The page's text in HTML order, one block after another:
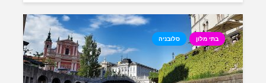
בתי מלון סלובניה